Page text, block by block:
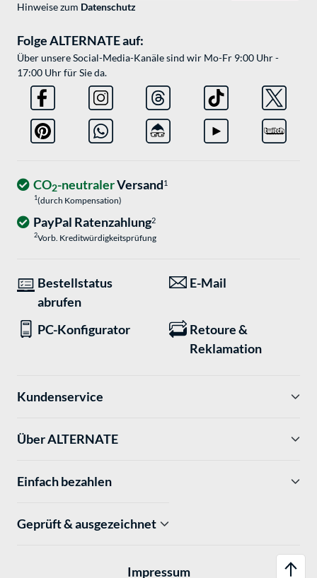
Hinweise zum Datenschutz
Folge ALTERNATE auf:
Über unsere Social-Media-Kanäle sind wir Mo-Fr 9:00 Uhr -
17:00 Uhr für Sie da.
CO2-neutralerVersand1
1(durch Kompensation)
PayPal Ratenzahlung2
2Vorb. Kreditwürdigkeitsprüfung
Bestellstatus
abrufen
E-Mail
PC-Konfigurator
Retoure &
Reklamation
Kundenservice
Über ALTERNATE
Einfach bezahlen
Geprüft & ausgezeichnet
Impressum